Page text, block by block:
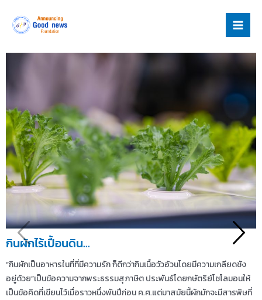
content
กินผักไร้เปื้อนดิน…
“กินผักเป็นอาหารในที่ที่มีความรัก ก็ดีกว่ากินเนื้อวัวอ้วนโดยมีความเกลียดชัง
อยู่ด้วย”เป็นข้อความจากพระธรรมสุภาษิต ประพันธ์โดยกษัตริย์โซโลมอนให้
เป็นข้อคิดที่เขียนไว้เมื่อราวหนึ่งพันปีก่อน ค.ศ.แต่มาสมัยนี้ผักมักจะมีสารพิษที่